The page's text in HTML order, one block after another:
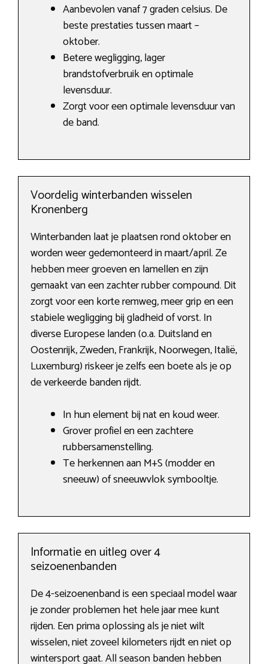
Aanbevolen vanaf 7 graden celsius. De
beste prestaties tussen maart –
oktober.
Betere wegligging, lager
brandstofverbruik en optimale
levensduur.
Zorgt voor een optimale levensduur van
de band.
Voordelig winterbanden wisselen
Kronenberg
Winterbanden laat je plaatsen rond oktober en
worden weer gedemonteerd in maart/april. Ze
hebben meer groeven en lamellen en zijn
gemaakt van een zachter rubber compound. Dit
zorgt voor een korte remweg, meer grip en een
stabiele wegligging bij gladheid of vorst. In
diverse Europese landen (o.a. Duitsland en
Oostenrijk, Zweden, Frankrijk, Noorwegen, Italië,
Luxemburg) riskeer je zelfs een boete als je op
de verkeerde banden rijdt.
In hun element bij nat en koud weer.
Grover profiel en een zachtere
rubbersamenstelling.
Te herkennen aan M+S (modder en
sneeuw) of sneeuwvlok symbooltje.
Informatie en uitleg over 4
seizoenenbanden
De 4-seizoenenband is een speciaal model waar
je zonder problemen het hele jaar mee kunt
rijden. Een prima oplossing als je niet wilt
wisselen, niet zoveel kilometers rijdt en niet op
wintersport gaat. All season banden hebben